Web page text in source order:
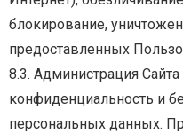
блокирование,
предоставленных
8.3. Администрация Сайта
конфиденциальность и
персональных данных.